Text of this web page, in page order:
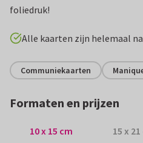
foliedruk!
Alle kaarten zijn helemaal
Communiekaarten
Formaten en prijzen
10 x 15 cm 15 x